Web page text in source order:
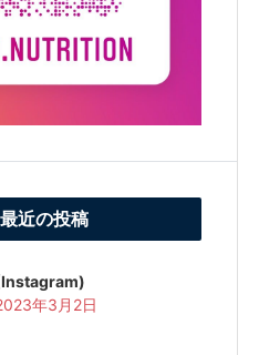
最近の投稿
年3月2日